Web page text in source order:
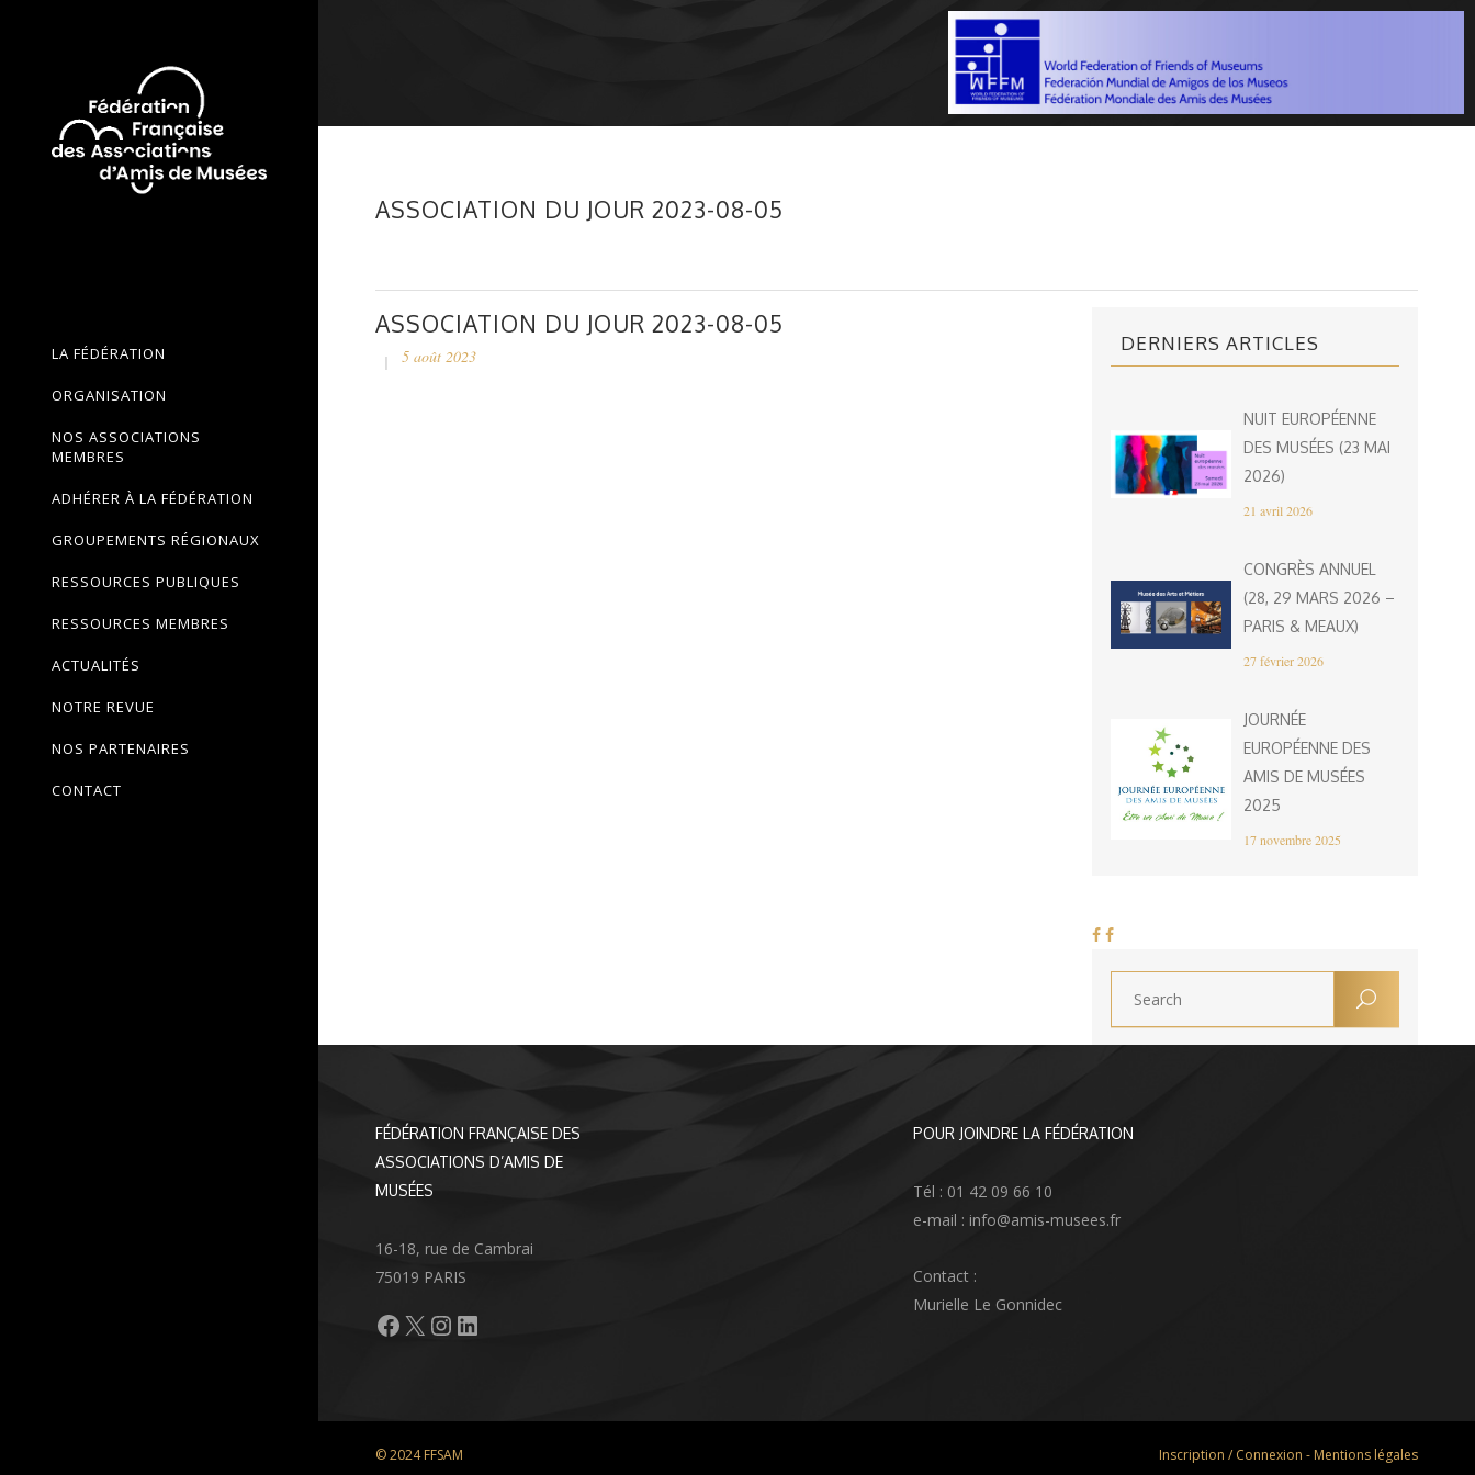
LA FÉDÉRATION
ORGANISATION
NOS ASSOCIATIONS
MEMBRES
ADHÉRER À LA FÉDÉRATION
GROUPEMENTS RÉGIONAUX
RESSOURCES PUBLIQUES
RESSOURCES MEMBRES
ACTUALITÉS
NOTRE REVUE
NOS PARTENAIRES
CONTACT
ASSOCIATION DU JOUR 2023-08-05
ASSOCIATION DU JOUR 2023-08-05
5 août 2023
DERNIERS ARTICLES
NUIT EUROPÉENNE
DES MUSÉES (23 MAI
2026)
21 avril 2026
CONGRÈS ANNUEL
(28, 29 MARS 2026 –
PARIS & MEAUX)
27 février 2026
JOURNÉE
EUROPÉENNE DES
AMIS DE MUSÉES
2025
17 novembre 2025
FÉDÉRATION FRANÇAISE DES
ASSOCIATIONS D’AMIS DE
MUSÉES
16-18, rue de Cambrai
75019 PARIS
Facebook
X Instagram
LinkedIn
POUR JOINDRE LA FÉDÉRATION
Tél : 01 42 09 66 10
e-mail : info@amis-musees.fr
Contact :
Murielle Le Gonnidec
© 2024 FFSAM Inscription / Connexion - Mentions légales